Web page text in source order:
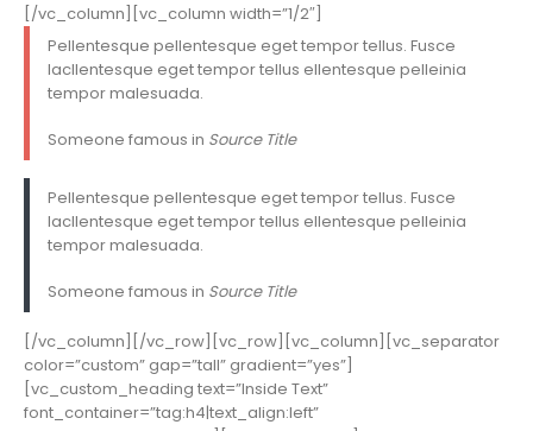
[/vc_column][vc_column width=”1/2″]
Pellentesque pellentesque eget tempor tellus. Fusce
lacllentesque eget tempor tellus ellentesque pelleinia
tempor malesuada.
Someone famous in Source Title
Pellentesque pellentesque eget tempor tellus. Fusce
lacllentesque eget tempor tellus ellentesque pelleinia
tempor malesuada.
Someone famous in Source Title
[/vc_column][/vc_row][vc_row][vc_column][vc_separator
color=”custom” gap=”tall” gradient=”yes”]
[vc_custom_heading text=”Inside Text”
font_container=”tag:h4|text_align:left”